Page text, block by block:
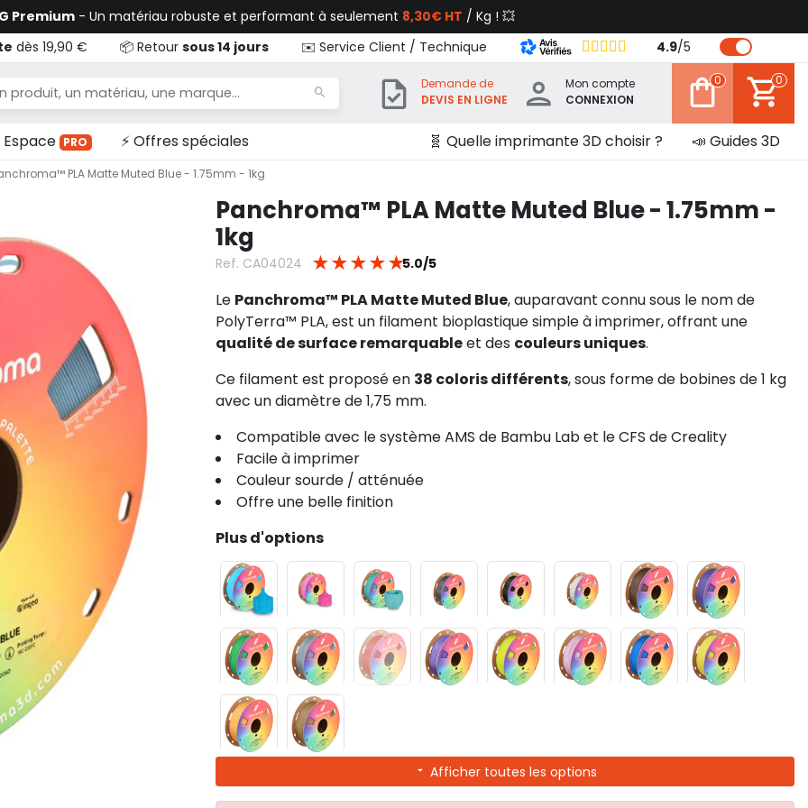
Premium - Un matériau robuste et performant à seulement 8,30€ HT / Kg ! 💥
dès 19,90 € 📦 Retour sous 14 jours ✉️ Service Client / Technique 4.9/5
Demande de
DEVIS EN LIGNE
Mon compte
CONNEXION
0 0
Espace PRO ⚡ Offres spéciales 🧬 Quelle imprimante 3D choisir ? 📣 Guides 3D
PLA Matte Muted Blue - 1.75mm - 1kg
Panchroma™ PLA Matte Muted Blue - 1.75mm -
1kg
Ref. CA04024 ★ ★ ★ ★ ★5.0/5
Le Panchroma™ PLA Matte Muted Blue, auparavant connu sous le nom de
PolyTerra™ PLA, est un filament bioplastique simple à imprimer, offrant une
qualité de surface remarquableet des couleurs uniques.
Ce filament est proposé en 38 coloris différents, sous forme de bobines de 1 kg
avec un diamètre de 1,75 mm.
Compatible avec le système AMS de Bambu Lab et le CFS de Creality
Facile à imprimer
Couleur sourde / atténuée
Offre une belle finition
Plus d'options
Afficher toutes les options